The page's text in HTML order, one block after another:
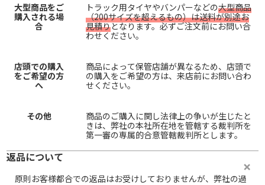
大型商品をご
購入される場
合
トラック用タイヤやバンパーなどの大型商品
（200サイズを超えるもの）は送料が別途お
見積りとなります。必ずご注文前にお問い合
わせください。
店頭での購入
をご希望の方
へ
商品によって保管店舗が異なるため、店頭で
の購入をご希望の方は、来店前にお問い合わ
せください。
その他
商品のご購入に関し法律上の争いが生じたと
きは、弊社の本社所在地を管轄する裁判所を
第一審の専属的合意管轄裁判所とします。
返品について
原則お客様都合での返品はお受けしておりませんが、弊社の過